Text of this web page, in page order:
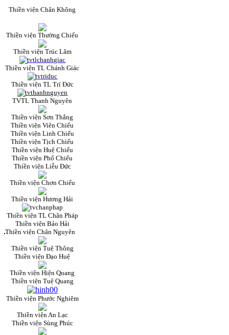
Thiền viện Chân Không
Thiền viện Thường Chiếu
Thiền viện Trúc Lâm
Thiền viện TL Chánh Giác
Thiền viện TL Trí Đức
TVTL Thanh Nguyên
Thiền viện Sơn Thắng
Thiền viện Viên Chiếu
Thiền viện Linh Chiếu
Thiền viện Tịch Chiếu
Thiền viện Huệ Chiếu
Thiền viện Phổ Chiếu
Thiền viện Liễu Đức
Thiền viện Chơn Chiếu
Thiền viện Hương Hải
Thiền viện TL Chân Pháp
Thiền viện Bảo Hải
Thiền viện Chân Nguyên
Thiền viện Tuệ Thông
Thiền viện Đạo Huệ
Thiền viện Hiện Quang
Thiền viện Tuệ Quang
Thiền viện Phước Nghiêm
Thiền viện An Lạc
Thiền viện Sùng Phúc